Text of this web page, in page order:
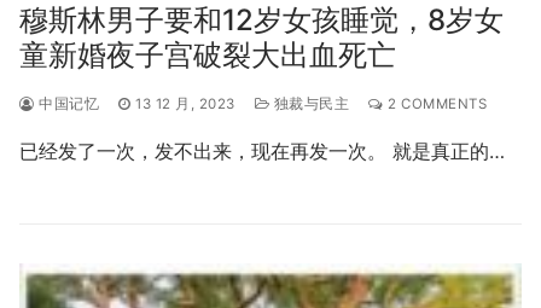
穆斯林男子要和12岁女孩睡觉，8岁女
童新婚夜子宫破裂大出血死亡
中国记忆 13 12 月, 2023 独裁与民主 2 COMMENTS
已经发了一次，发不出来，现在再发一次。 就是真正的…